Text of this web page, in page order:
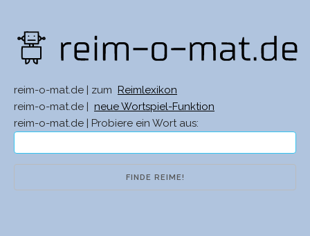
reim-o-mat.de | zum
Reimlexikon
reim-o-mat.de |
neue Wortspiel-Funktion
reim-o-mat.de | Probiere ein Wort aus: